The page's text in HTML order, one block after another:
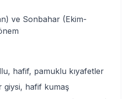
ve Sonbahar (Ekim-
hafif, pamuklu kıyafetler
giysi, hafif kumaş